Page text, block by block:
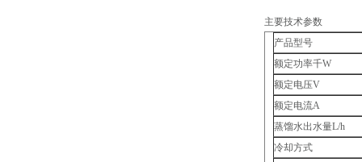
主要技术参数
产品型号
额定功率千W
额定电压V
额定电流A
蒸馏水出水量L/h
冷却方式